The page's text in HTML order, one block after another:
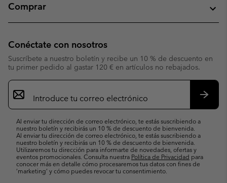
Comprar
Conéctate con nosotros
Suscríbete a nuestro boletín y recibe un 10 % de descuento en
tu primer pedido al gastar 120 € en artículos no rebajados.
Suscripción
de
correo
Al enviar tu dirección de correo electrónico, te estás suscribiendo a
nuestro boletín y recibirás un 10 % de descuento de bienvenida.
Al enviar tu dirección de correo electrónico, te estás suscribiendo a
nuestro boletín y recibirás un 10 % de descuento de bienvenida.
Utilizaremos tu dirección para informarte de novedades, ofertas y
eventos promocionales. Consulta nuestra Política de Privacidad para
conocer más en detalle cómo procesaremos tus datos con fines de
’marketing’ y cómo puedes revocar tu consentimiento.